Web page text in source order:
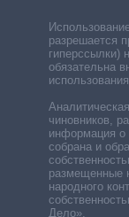
разрешается
гиперссылки)
обязательна
чиновников,
информация о
собрана и
размещенные
народного
Дело».